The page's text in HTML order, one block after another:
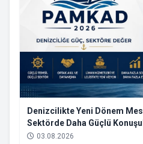
Denizcilikte Yeni Dönem
Sektörde Daha Güçlü
03.08.2026